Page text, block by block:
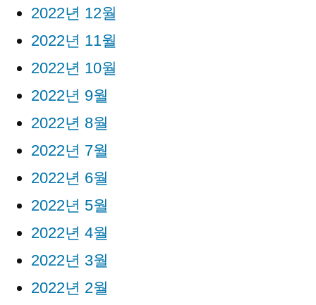
2022년 12월
2022년 11월
2022년 10월
2022년 9월
2022년 8월
2022년 7월
2022년 6월
2022년 5월
2022년 4월
2022년 3월
2022년 2월